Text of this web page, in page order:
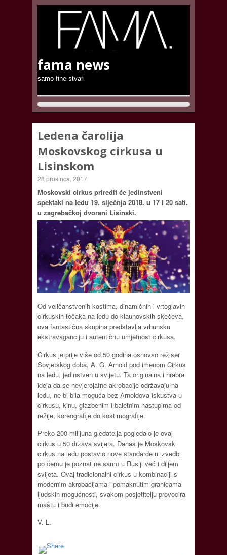
fama news
samo fine stvari
Ledena čarolija
Moskovskog cirkusa u
Lisinskom
28 prosinca, 2017
Moskovski cirkus priredit će jedinstveni
spektakl na ledu 19. siječnja 2018. u 17 i 20 sati.
u zagrebačkoj dvorani Lisinski.
Od veličanstvenih kostima, dinamičnih i vrtoglavih
cirkuskih točaka na ledu do klaunovskih skečeva,
ova fantastična skupina predstavlja vrhunsku
ekstravaganciju i autentičnu umjetnost cirkusa.
Cirkus je prije više od 50 godina osnovao režiser
Sovjetskog doba, A. G. Arnold pod imenom Cirkus
na ledu, jedinstven u svijetu. Ta originalna i hrabra
ideja da se nevjerojatne akrobacije održavaju na
ledu, ne bi bila moguća bez Arnoldova iskustva u
cirkusu, kinu, glazbenim i baletnim nastupima od
režije, koreografije do kostimografije.
Preko 200 milijuna gledatelja pogledalo je ovaj
cirkus u 50 država svijeta. Danas je Moskovski
cirkus na ledu postavio nove standarde u izvedbi
po čemu je poznat ne samo u Rusiji već i diljem
svijeta. Ovaj tradicionalni cirkus u kombinaciji s
modernim akrobacijama i pomaknutim granicama
ljudskih mogućnosti, svakom posjetitelju provocira
maštu i budi emocije.
V. L.